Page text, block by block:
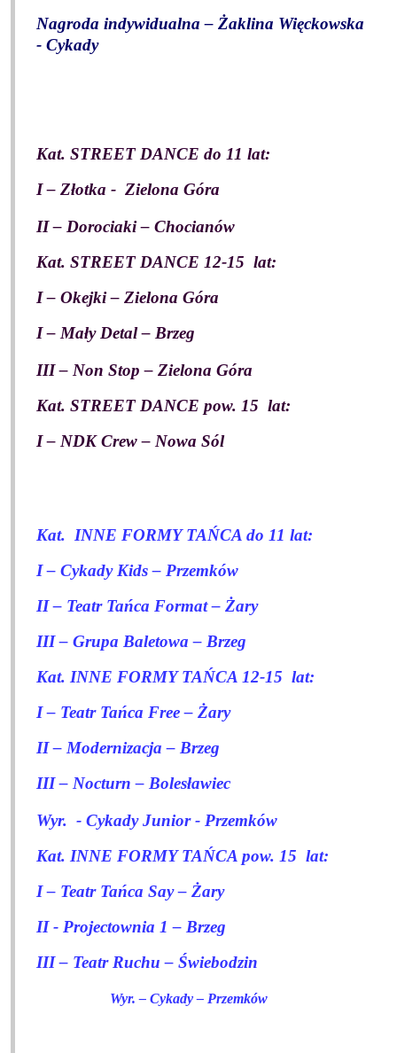
Nagroda indywidualna – Żaklina Więckowska
- Cykady
Kat. STREET DANCE do 11 lat:
I – Złotka - Zielona Góra
II – Dorociaki – Chocianów
Kat. STREET DANCE 12-15 lat:
I – Okejki – Zielona Góra
I – Mały Detal – Brzeg
III – Non Stop – Zielona Góra
Kat. STREET DANCE pow. 15 lat:
I – NDK Crew – Nowa Sól
Kat. INNE FORMY TAŃCA do 11 lat:
I – Cykady Kids – Przemków
II – Teatr Tańca Format – Żary
III – Grupa Baletowa – Brzeg
Kat. INNE FORMY TAŃCA 12-15 lat:
I – Teatr Tańca Free – Żary
II – Modernizacja – Brzeg
III – Nocturn – Bolesławiec
Wyr. - Cykady Junior - Przemków
Kat. INNE FORMY TAŃCA pow. 15 lat:
I – Teatr Tańca Say – Żary
II - Projectownia 1 – Brzeg
III – Teatr Ruchu – Świebodzin
Wyr. – Cykady – Przemków